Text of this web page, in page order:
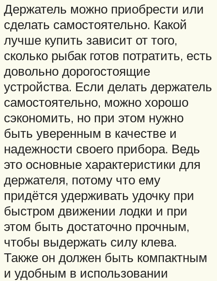
Держатель можно приобрести или
сделать самостоятельно. Какой
лучше купить зависит от того,
сколько рыбак готов потратить, есть
довольно дорогостоящие
устройства. Если делать держатель
самостоятельно, можно хорошо
сэкономить, но при этом нужно
быть уверенным в качестве и
надежности своего прибора. Ведь
это основные характеристики для
держателя, потому что ему
придётся удерживать удочку при
быстром движении лодки и при
этом быть достаточно прочным,
чтобы выдержать силу клева.
Также он должен быть компактным
и удобным в использовании